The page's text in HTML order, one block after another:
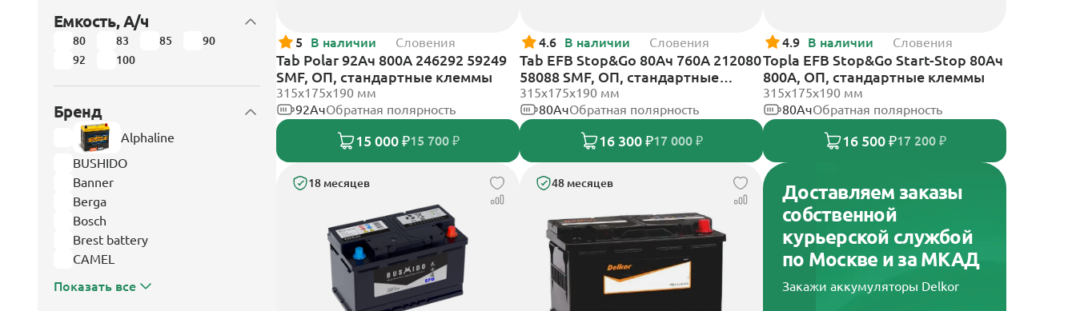
Емкость, А/ч
80 83 85
90
92
100
Бренд
Alphaline
BUSHIDO
Banner
Berga
Bosch
Brest battery
CAMEL
Показать все
5 В наличии Словения
Tab Polar 92Ач 800А 246292 59249
SMF, ОП, стандартные клеммы
315x175x190 мм
92АчОбратная полярность
15 000 ₽15 700 ₽
4.6 В наличии Словения
Tab EFB Stop&Go 80Ач 760А 212080
58088 SMF, ОП, стандартные
клеммы
315x175x190 мм
80АчОбратная полярность
16 300 ₽17 000 ₽
4.9 В наличии Словения
Topla EFB Stop&Go Start-Stop 80Ач
800А, ОП, стандартные клеммы
315x175x190 мм
80АчОбратная полярность
16 500 ₽17 200 ₽
18 месяцев 48 месяцев
Доставляем заказы
собственной
курьерской службой
по Москве и за МКАД
Закажи аккумуляторы Delkor